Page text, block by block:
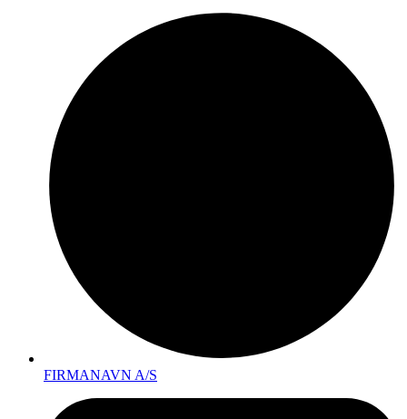
FIRMANAVN A/S